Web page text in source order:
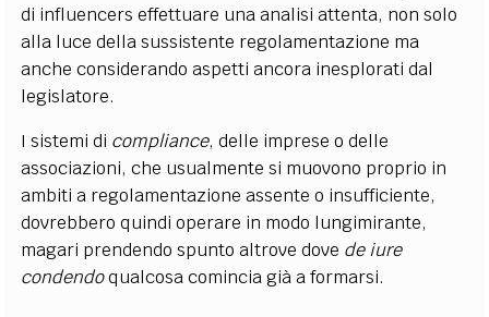
di influencers effettuare una analisi attenta, non solo
alla luce della sussistente regolamentazione ma
anche considerando aspetti ancora inesplorati dal
legislatore.
I sistemi di compliance, delle imprese o delle
associazioni, che usualmente si muovono proprio in
ambiti a regolamentazione assente o insufficiente,
dovrebbero quindi operare in modo lungimirante,
magari prendendo spunto altrove dove de iure
condendoqualcosa comincia già a formarsi.